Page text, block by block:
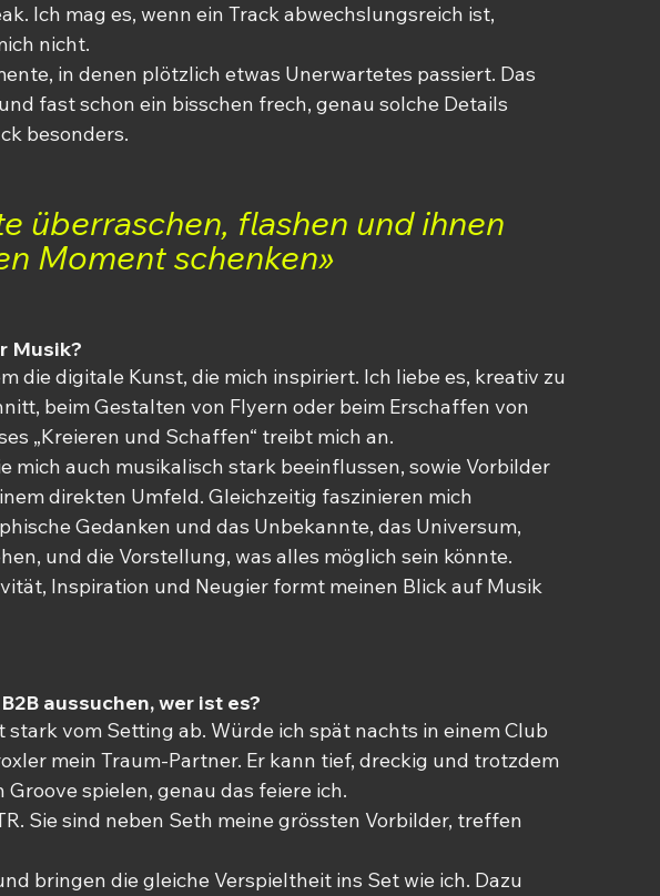
Ich mag es, wenn ein Track abwechslungsreich ist,
nicht.
in denen plötzlich etwas Unerwartetes passiert. Das
fast schon ein bisschen frech, genau solche Details
besonders.
überraschen, flashen und ihnen
Moment schenken»
Musik?
die digitale Kunst, die mich inspiriert. Ich liebe es, kreativ zu
beim Gestalten von Flyern oder beim Erschaffen von
„Kreieren und Schaffen“ treibt mich an.
mich auch musikalisch stark beeinflussen, sowie Vorbilder
direkten Umfeld. Gleichzeitig faszinieren mich
Gedanken und das Unbekannte, das Universum,
und die Vorstellung, was alles möglich sein könnte.
Inspiration und Neugier formt meinen Blick auf Musik
aussuchen, wer ist es?
stark vom Setting ab. Würde ich spät nachts in einem Club
mein Traum-Partner. Er kann tief, dreckig und trotzdem
spielen, genau das feiere ich.
Sie sind neben Seth meine grössten Vorbilder, treffen
bringen die gleiche Verspieltheit ins Set wie ich. Dazu